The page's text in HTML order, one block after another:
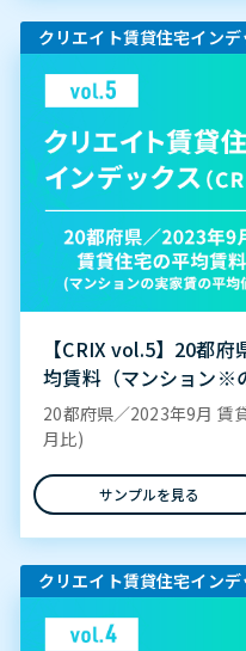
クリエイト賃貸住宅インデ
【CRIX vol.5】20都
均賃料（マンション※
20都府県／2023年9月 賃
月比)
サンプルを見る
クリエイト賃貸住宅インデ